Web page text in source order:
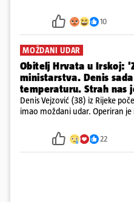
požar, rekao je vlasnik
10
MOŽDANI UDAR
Obitelj Hrvata u Irskoj:
ministarstva. Denis
temperaturu. Strah nas
Denis Vejzović (38) iz Rijeke
imao moždani udar. Operiran je
tamošnji liječnici ne vjeruju u
22